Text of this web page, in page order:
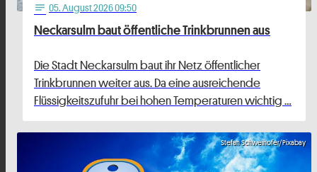
notes 05. August 2026 09:50
Neckarsulm baut öffentliche Trinkbrunnen aus
Die Stadt Neckarsulm baut ihr Netz öffentlicher
Trinkbrunnen weiter aus. Da eine ausreichende
Flüssigkeitszufuhr bei hohen Temperaturen wichtig …
Stefan Schweihofer/Pixabay